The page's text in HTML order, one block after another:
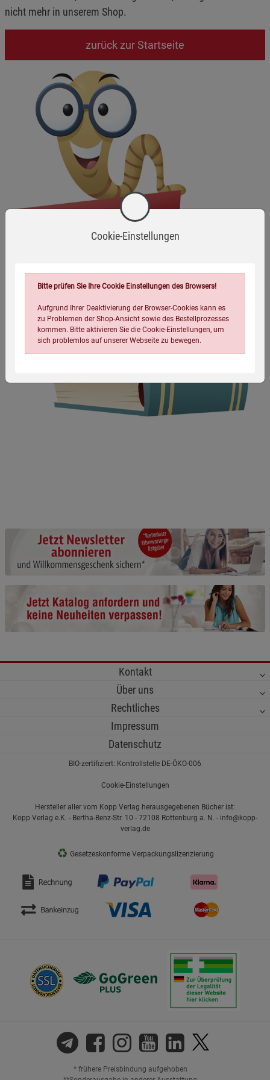
nicht mehr in unserem Shop.
zurück zur Startseite
Kontakt
Über uns
Rechtliches
Impressum
Datenschutz
BIO-zertifiziert: Kontrollstelle DE-ÖKO-006
Cookie-Einstellungen
Hersteller aller vom Kopp Verlag herausgegebenen Bücher ist:
Kopp Verlag e.K. - Bertha-Benz-Str. 10 - 72108 Rottenburg a. N. - info@kopp-
verlag.de
♻ Gesetzeskonforme Verpackungslizenzierung
* frühere Preisbindung aufgehoben
Cookie-Einstellungen
Bitte prüfen Sie Ihre Cookie Einstellungen des Browsers!
Aufgrund Ihrer Deaktivierung der Browser-Cookies kann es
zu Problemen der Shop-Ansicht sowie des Bestellprozesses
kommen. Bitte aktivieren Sie die Cookie-Einstellungen, um
sich problemlos auf unserer Webseite zu bewegen.
Beschreibung Notwendige Cookies
Cookie-Informationenanzeigen
Funktionale Cookies (1) Funktionale
Beschreibung Funktionale Cookies
anzeigen
Statistik Cookies (2) Statistik Cookies
Beschreibung Statistik Cookies
Cookie-Informationen
Marketing Cookies (3)
Datenschutzerklärung Impressum